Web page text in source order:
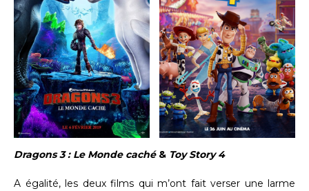
Dragons 3 : Le Monde caché& Toy Story 4
A égalité, les deux films qui m’ont fait verser une larme